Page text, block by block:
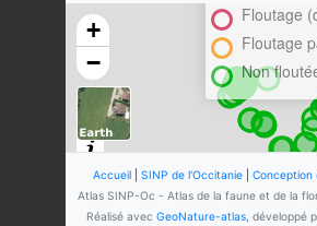
Fadet
Coenonympha
(Linnaeus, 1758)
observations
Dernière observation
Mésange
Parus major
+
−
Floutage
Floutage
Non
Accueil| SINP de l'Occitanie| Conception
Atlas SINP-Oc - Atlas de la faune et de la
Réalisé avec GeoNature-atlas, développé